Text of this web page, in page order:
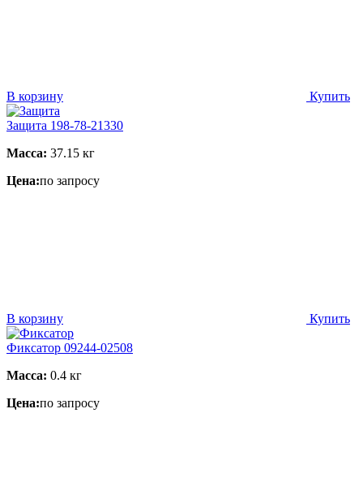
В корзину Купить
Защита 198-78-21330
Масса: 37.15 кг
Цена:по запросу
В корзину Купить
Фиксатор 09244-02508
Масса: 0.4 кг
Цена:по запросу